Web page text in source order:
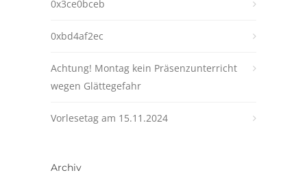
0x3ce0bceb
0xbd4af2ec
Achtung! Montag kein Präsenzunterricht
wegen Glättegefahr
Vorlesetag am 15.11.2024
Archiv